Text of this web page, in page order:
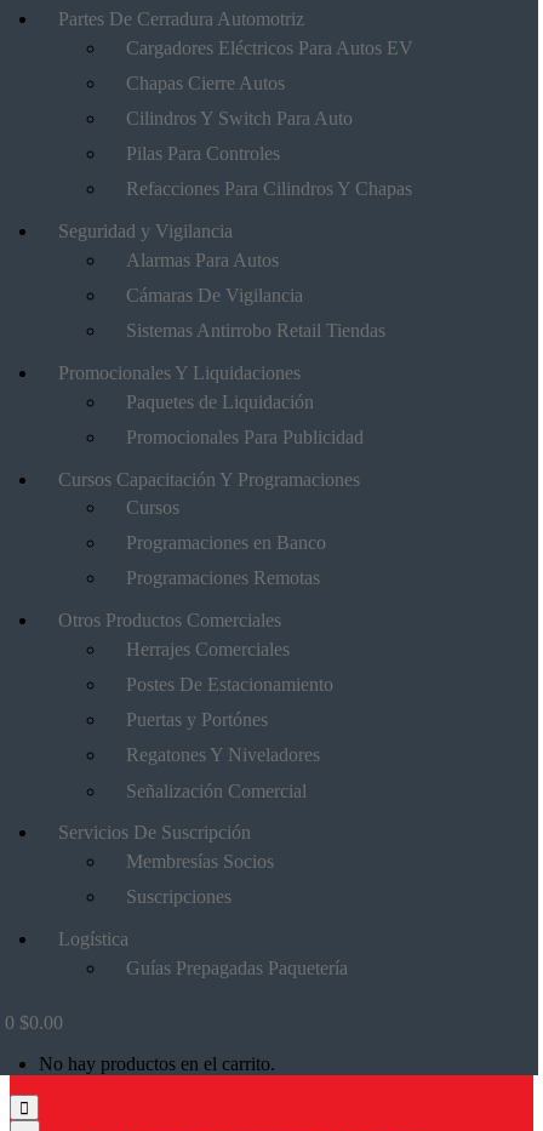
Partes De Cerradura Automotriz
Cargadores Eléctricos Para Autos EV
Chapas Cierre Autos
Cilindros Y Switch Para Auto
Pilas Para Controles
Refacciones Para Cilindros Y Chapas
Seguridad y Vigilancia
Alarmas Para Autos
Cámaras De Vigilancia
Sistemas Antirrobo Retail Tiendas
Promocionales Y Liquidaciones
Paquetes de Liquidación
Promocionales Para Publicidad
Cursos Capacitación Y Programaciones
Cursos
Programaciones en Banco
Programaciones Remotas
Otros Productos Comerciales
Herrajes Comerciales
Postes De Estacionamiento
Puertas y Portónes
Regatones Y Niveladores
Señalización Comercial
Servicios De Suscripción
Membresías Socios
Suscripciones
Logística
Guías Prepagadas Paquetería
0 $0.00
No hay productos en el carrito.